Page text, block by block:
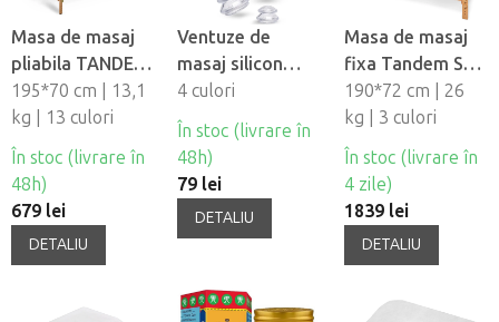
Masa de masaj
pliabila TANDEM
Basic-2
195*70 cm | 13,1
kg | 13 culori
În stoc (livrare în
48h)
679 lei
DETALIU
Ventuze de
masaj silicon
Fabulo
Mushroom - set,
4 buc
4 culori
În stoc (livrare în
48h)
79 lei
DETALIU
Masa de masaj
fixa Tandem Spa
Luna V2
190*72 cm | 26
kg | 3 culori
În stoc (livrare în
4 zile)
1839 lei
DETALIU